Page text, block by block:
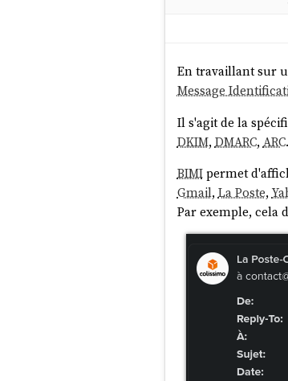
Comply
by this.
incoming
explique
$ dig TXT
En travaillant sur
Message
Il s'agit de la
DKIM, DMARC, ARC.
BIMIpermet
Gmail, La Poste,
Par exemple, cela